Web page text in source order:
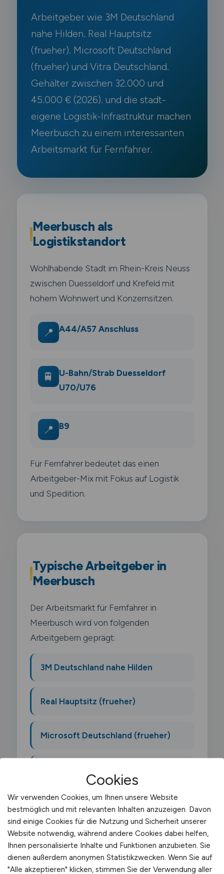
Arbeitgeber wie 3M Deutschland
nahe Hilden. Real Hauptsitz
(frueher). Microsoft Deutschland
(frueher) und Vitra Deutschland.
Gehälter zwischen 32.000 und
45.000 € (2026). und die stadt-
eigene Logistik-Infrastruktur machen
Meerbusch zu einem interessanten
Arbeitsmarkt für Fernfahrer.
Meerbusch als
Logistikstandort
Wohlhabende Stadt im Rhein-Kreis Neuss
zwischen Duesseldorf und Krefeld mit
hohem Wohnwert und Konzernsitzen.
📍 A44/A57 Anschluss
🚆
U-Bahn/Strab Duesseldorf
U70/U76
📍 B9
Für Fernfahrer bedeutet das einen
Arbeitgeber-Mix mit Fokus auf Logistik
und Spedition.
Typische Arbeitgeber in
Meerbusch
Der Arbeitsmarkt für Fernfahrer in
Meerbusch wird von folgenden
Arbeitgebern geprägt:
3M Deutschland nahe Hilden
Real Hauptsitz (frueher)
Microsoft Deutschland (frueher)
Was macht ein Fernfahrer?
Als Fernfahrer bist du auf Langstrecken in
Cookies
Wir verwenden Cookies, um Ihnen unsere Website
bestmöglich und mit relevanten Inhalten anzuzeigen. Davon
sind einige Cookies für die Nutzung und Sicherheit unserer
Website notwendig, während andere Cookies dabei helfen,
Ihnen personalisierte Inhalte und Funktionen anzubieten. Sie
dienen außerdem anonymen Statistikzwecken. Wenn Sie auf
"Alle akzeptieren" klicken, stimmen Sie der Verwendung aller